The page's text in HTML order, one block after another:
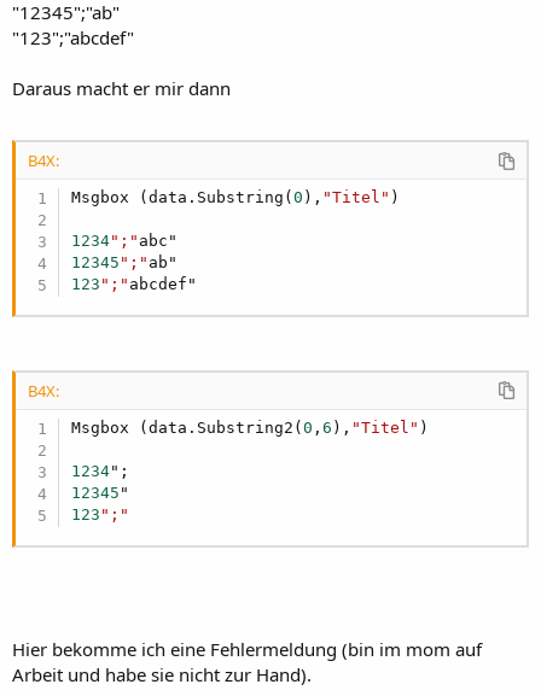
"12345";"ab"
"123";"abcdef"
Daraus macht er mir dann
B4X:
Msgbox (data.Substring(0 ), "Titel" )
1234";"
12345 ";"
123 ";" abcdef"
B4X:
Msgbox (data.Substring2(0 ,6 ), "Titel" )
1234
12345
123 ";"
Hier bekomme ich eine Fehlermeldung (bin im mom auf
Arbeit und habe sie nicht zur Hand).